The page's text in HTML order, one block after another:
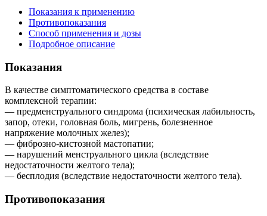
Показания к применению
Противопоказания
Способ применения и дозы
Подробное описание
Показания
В качестве симптоматического средства в составе
комплексной терапии:
— предменструального синдрома (психическая лабильность,
запор, отеки, головная боль, мигрень, болезненное
напряжение молочных желез);
— фиброзно-кистозной мастопатии;
— нарушений менструального цикла (вследствие
недостаточности желтого тела);
— бесплодия (вследствие недостаточности желтого тела).
Противопоказания